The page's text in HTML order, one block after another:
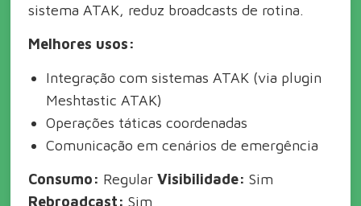
sistema ATAK, reduz broadcasts de rotina.
Melhores usos:
Integração com sistemas ATAK (via plugin
Meshtastic ATAK)
Operações táticas coordenadas
Comunicação em cenários de emergência
Consumo: RegularVisibilidade: Sim
Rebroadcast: Sim